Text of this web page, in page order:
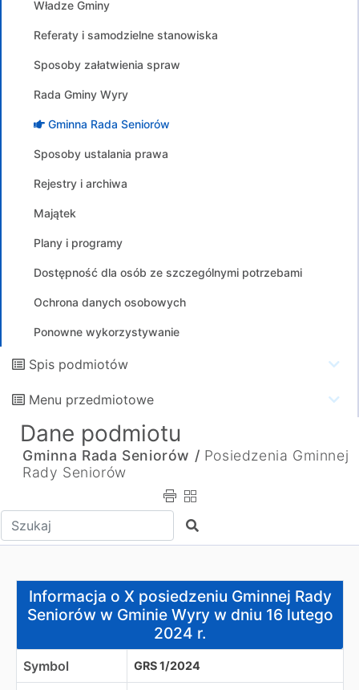
Władze Gminy
Referaty i samodzielne stanowiska
Sposoby załatwienia spraw
Rada Gminy Wyry
Gminna Rada Seniorów
Sposoby ustalania prawa
Rejestry i archiwa
Majątek
Plany i programy
Dostępność dla osób ze szczególnymi potrzebami
Ochrona danych osobowych
Ponowne wykorzystywanie
Spis podmiotów
Menu przedmiotowe
Dane podmiotu
Gminna Rada Seniorów / Posiedzenia Gminnej
Rady Seniorów
Wpisz tekst do wyszukania Szukaj
Informacja o X posiedzeniu Gminnej Rady Seniorów w
Informacja o X posiedzeniu Gminnej Rady
Seniorów w Gminie Wyry w dniu 16 lutego
2024 r.
Symbol GRS 1/2024